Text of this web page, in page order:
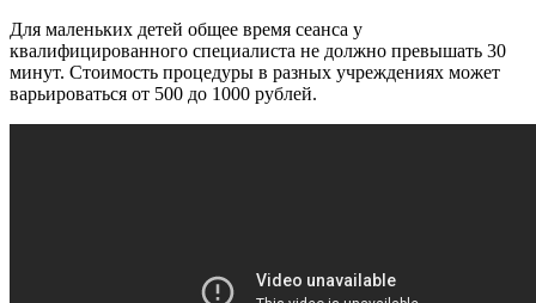
Для маленьких детей общее время сеанса у
квалифицированного специалиста не должно превышать 30
минут. Стоимость процедуры в разных учреждениях может
варьироваться от 500 до 1000 рублей.